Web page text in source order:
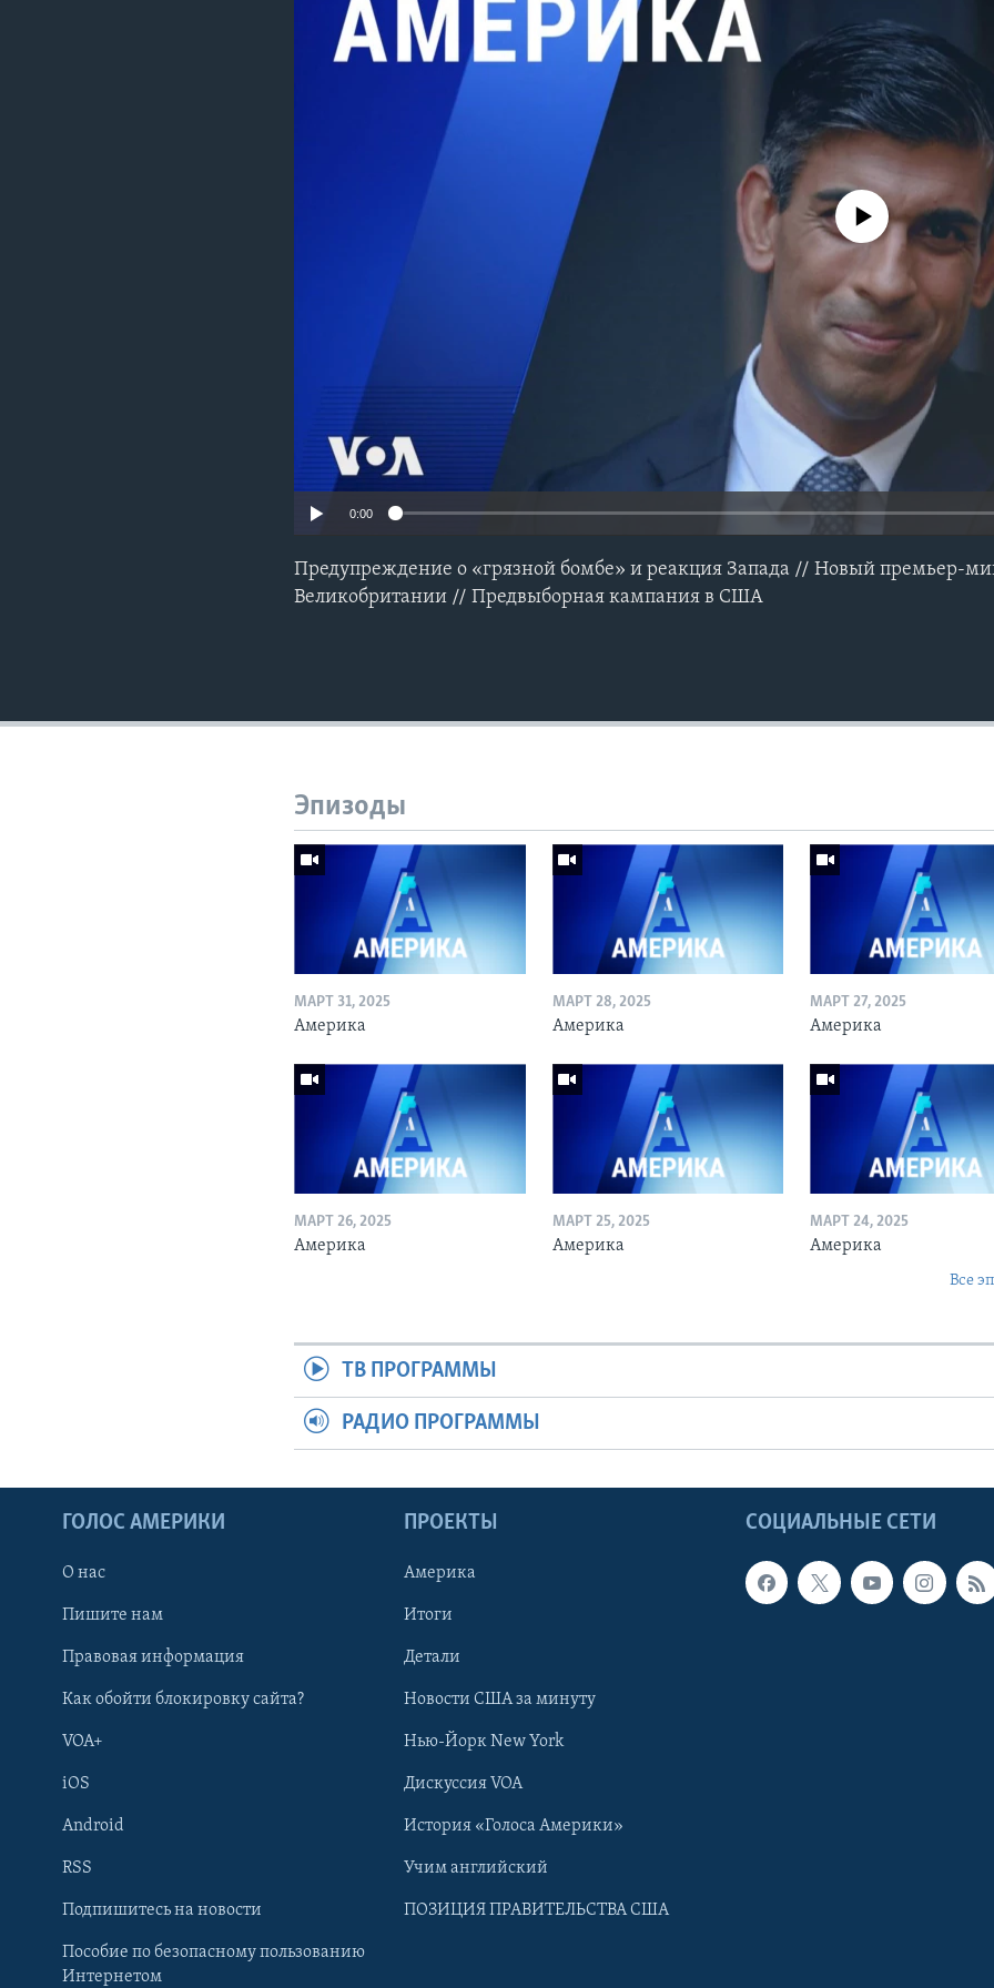
Learning English
No media source currently
0:00
Предупреждение о «грязной бомбе» и реакция Запада // Новый премьер-
Великобритании // Предвыборная кампания в США
Эпизоды
МАРТ 31, 2025
Америка
МАРТ 28, 2025
Америка
МАРТ 27, 2025
Америка
МАРТ 26, 2025
Америка
МАРТ 25, 2025
Америка
МАРТ 24, 2025
Америка
Все
ТВ ПРОГРАММЫ
РАДИО ПРОГРАММЫ
СОЦИАЛЬНЫЕ СЕТИ
ГОЛОС АМЕРИКИ
О нас
Пишите нам
Правовая информация
Как обойти блокировку сайта?
VOA+
iOS
Android
RSS
Подпишитесь на новости
Пособие по безопасному пользованию
Интернетом
ПРОЕКТЫ
Америка
Итоги
Детали
Новости США за минуту
Нью-Йорк New York
Дискуссия VOA
История «Голоса Америки»
Учим английский
ПОЗИЦИЯ ПРАВИТЕЛЬСТВА США